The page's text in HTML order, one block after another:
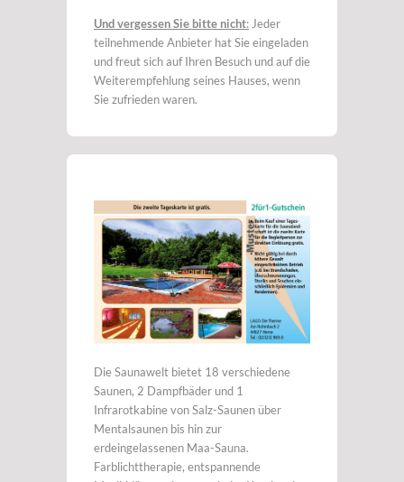
Und vergessen Sie bitte nicht: Jeder
teilnehmende Anbieter hat Sie eingeladen
und freut sich auf Ihren Besuch und auf die
Weiterempfehlung seines Hauses, wenn
Sie zufrieden waren.
Die Saunawelt bietet 18 verschiedene
Saunen, 2 Dampfbäder und 1
Infrarotkabine von Salz-Saunen über
Mentalsaunen bis hin zur
erdeingelassenen Maa-Sauna.
Farblichttherapie, entspannende